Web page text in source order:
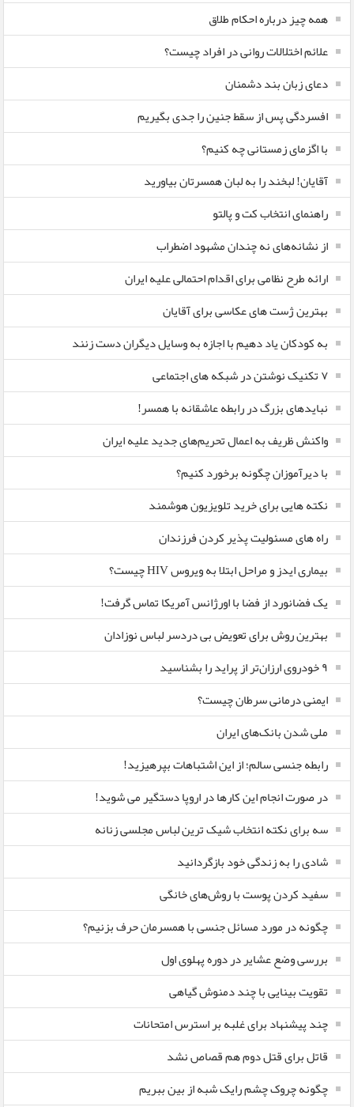
همه چیز درباره احکام طلاق
علائم اختلالات روانی در افراد چیست؟
دعای زبان بند دشمنان
افسردگی پس از سقط جنین را جدی بگیریم
با اگزمای زمستانی چه کنیم؟
آقایان! لبخند را به لبان همسرتان بیاورید
راهنمای انتخاب کت و پالتو
از نشانه‌های نه چندان مشهود اضطراب
ارائه طرح نظامی برای اقدام احتمالی علیه ایران
بهترین ژست های عکاسی برای آقایان
به کودکان یاد دهیم با اجازه به وسایل دیگران دست زنند
۷ تکنیک نوشتن در شبکه های اجتماعی
نبایدهای بزرگ در رابطه عاشقانه با همسر!
واکنش ظریف به اعمال تحریم‌های جدید علیه ایران
با دیرآموزان چگونه برخورد کنیم؟
نکته هایی برای خرید تلویزیون هوشمند
راه های مسئولیت پذیر کردن فرزندان
بیماری ایدز و مراحل ابتلا به ویروس HIV چیست؟
یک فضانورد از فضا با اورژانس آمریکا تماس گرفت!
بهترین روش برای تعویض بی دردسر لباس نوزادان
٩ خودروی ارزان‌تر از پراید را بشناسید
ایمنی درمانی سرطان چیست؟
ملی شدن بانک‌های ایران
رابطه جنسی سالم؛ از این اشتباهات بپرهیزید!
در صورت انجام این کارها در اروپا دستگیر می شوید!
سه برای نکته انتخاب شیک ترین لباس مجلسی زنانه
شادی را به زندگی خود بازگردانید
سفید کردن پوست با روش‌های خانگی
چگونه در مورد مسائل جنسی با همسرمان حرف بزنیم؟
بررسی وضع عشایر در دوره پهلوی اول
تقویت بینایی با چند دمنوش گیاهی
چند پیشنهاد برای غلبه بر استرس امتحانات
قاتل برای قتل دوم هم قصاص نشد
چگونه چروک چشم رایک شبه از بین ببریم